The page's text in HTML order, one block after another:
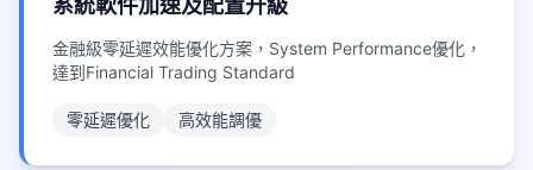
系統軟件加速及配置升級
金融級零延遲效能優化方案，System Performance優化，
達到Financial Trading Standard
零延遲優化 高效能調優